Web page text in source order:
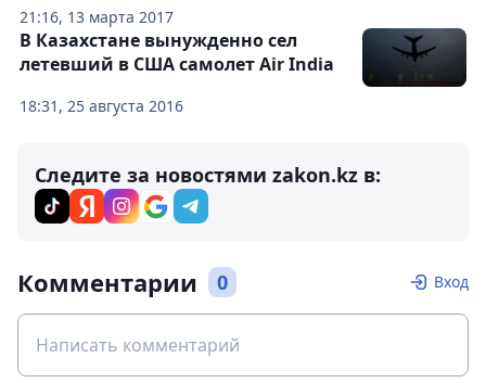
21:16, 13 марта 2017
18:31, 25 августа 2016
В Казахстане вынужденно сел
летевший в США самолет Air India
Следите за новостями zakon.kz в:
Комментарии 0 Вход